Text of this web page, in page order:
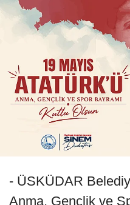
- ÜSKÜDAR
Anma, Gençlik ve